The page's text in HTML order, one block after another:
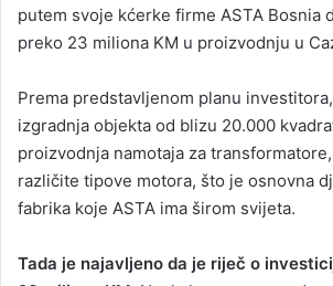
putem svoje kćerke firme ASTA Bosnia
preko 23 miliona KM u proizvodnju u
Prema predstavljenom planu
izgradnja objekta od blizu 20.000
proizvodnja namotaja za
različite tipove motora, što je osnovna
fabrika koje ASTA ima širom svijeta.
Tada je najavljeno da je riječ o